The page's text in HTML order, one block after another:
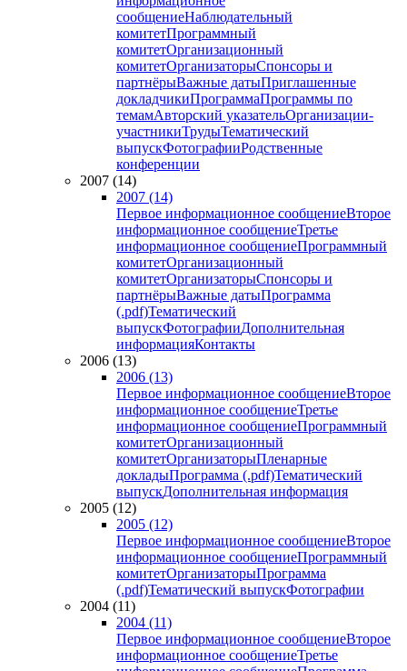
сообщениеНаблюдательный
комитетПрограммный
комитетОрганизационный
комитетОрганизаторыСпонсоры и
партнёрыВажные датыПриглашенные
докладчикиПрограммаПрограммы по
темамАвторский указательОрганизации-
участникиТрудыТематический
выпускФотографииРодственные
конференции
2007 (14)
2007 (14)
Первое информационное сообщениеВторое
информационное сообщениеТретье
информационное сообщениеПрограммный
комитетОрганизационный
комитетОрганизаторыСпонсоры и
партнёрыВажные датыПрограмма
(.pdf)Тематический
выпускФотографииДополнительная
информацияКонтакты
2006 (13)
2006 (13)
Первое информационное сообщениеВторое
информационное сообщениеТретье
информационное сообщениеПрограммный
комитетОрганизационный
комитетОрганизаторыПленарные
докладыПрограмма (.pdf)Тематический
выпускДополнительная информация
2005 (12)
2005 (12)
Первое информационное сообщениеВторое
информационное сообщениеПрограммный
комитетОрганизаторыПрограмма
(.pdf)Тематический выпускФотографии
2004 (11)
2004 (11)
Первое информационное сообщениеВторое
информационное сообщениеТретье